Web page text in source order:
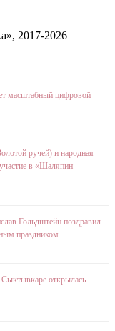
2017-2026
масштабный цифровой
ручей) и народная
в «Шаляпин-
Гольдштейн поздравил
праздником
открылась